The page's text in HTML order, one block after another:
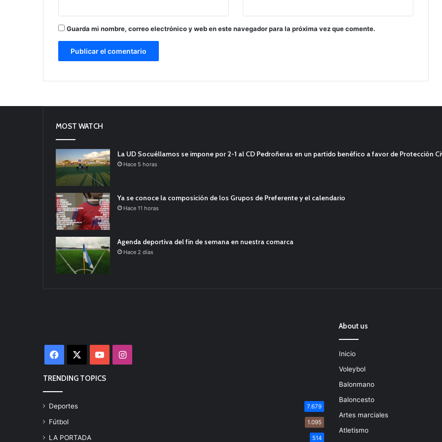
Guarda mi nombre, correo electrónico y web en este navegador para la próxima vez que comente.
MOST WATCH
La UD Socuéllamos se impone por 2-1 al CD Pedroñeras en un partido benéfico a favor de Protección
Hace 5 horas
Ya se conoce la composición de los Grupos de Preferente y el calendario
Hace 11 horas
Agenda deportiva del fin de semana en nuestra comarca
Hace 2 días
Facebook YouTubeInstagram
TRENDING TOPICS
Deportes 7.679
Fútbol 1.095
LA PORTADA 514
About us
Inicio
Voleybol
Balonmano
Baloncesto
Artes marciales
Atletismo